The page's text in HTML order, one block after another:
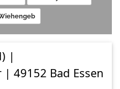
|
49152 Bad Essen